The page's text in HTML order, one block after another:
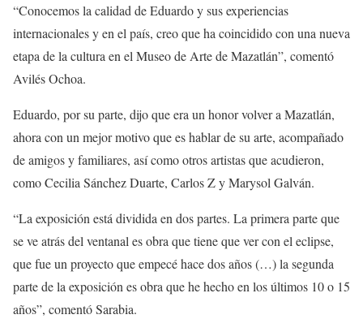
“Conocemos la calidad de Eduardo y sus experiencias
internacionales y en el país, creo que ha coincidido con una nueva
etapa de la cultura en el Museo de Arte de Mazatlán”, comentó
Avilés Ochoa.
Eduardo, por su parte, dijo que era un honor volver a Mazatlán,
ahora con un mejor motivo que es hablar de su arte, acompañado
de amigos y familiares, así como otros artistas que acudieron,
como Cecilia Sánchez Duarte, Carlos Z yMarysol Galván.
“La exposición está dividida en dos partes. La primera parte que
se ve atrás del ventanal es obra que tiene que ver con el eclipse,
que fue un proyecto que empecé hace dos años (…) la segunda
parte de la exposición es obra que he hecho en los últimos 10 o 15
años”, comentó Sarabia.